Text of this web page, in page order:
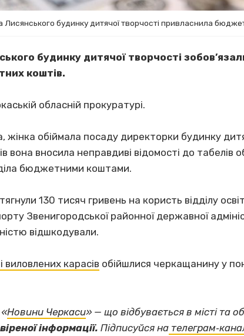
Лисянського будинку дитячої творчості привласнила
будинку дитячої творчості
коштів.
обласній прокуратурі.
жінка обіймала посаду директорки будинку
вона вносила неправдиві відомості до табелів
бюджетними коштами.
130 тисяч гривень на користь відділу
Звенигородської районної державної
відшкодували.
виловлених карасів обійшлися черкащанину у
Новини Черкаси» — що відбувається в місті та
інформації. Підписуйся на